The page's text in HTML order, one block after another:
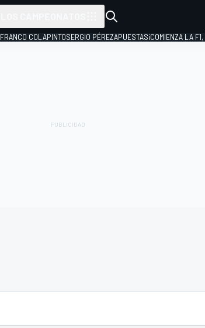
FRANCO COLAPINTOSERGIO PÉREZAPUESTAS¡COMIENZA LA